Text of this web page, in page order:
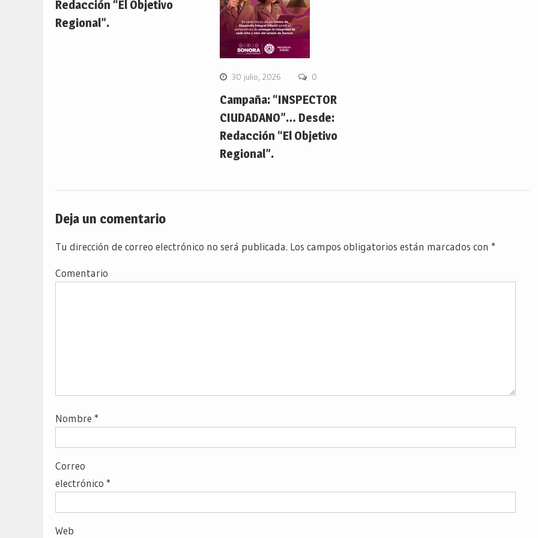
Redacción “El Objetivo
Regional”.
30 julio, 2026 0
Campaña: “INSPECTOR
CIUDADANO”… Desde:
Redacción “El Objetivo
Regional”.
Deja un comentario
Tu dirección de correo electrónico no será publicada. Los campos obligatorios están marcados con *
Comentario
Nombre *
Correo
electrónico *
Web